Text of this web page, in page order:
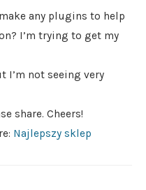
any plugins to help
I’m trying to get my
I’m not seeing very
share. Cheers!
Najlepszy sklep